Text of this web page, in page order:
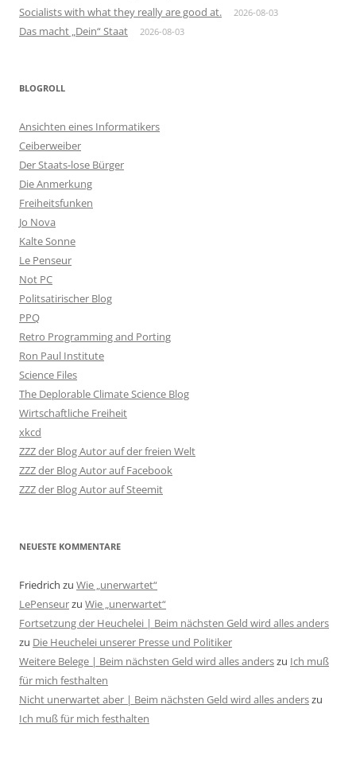
Socialists with what they really are good at. 2026-08-03
Das macht „Dein“ Staat 2026-08-03
BLOGROLL
Ansichten eines Informatikers
Ceiberweiber
Der Staats-lose Bürger
Die Anmerkung
Freiheitsfunken
Jo Nova
Kalte Sonne
Le Penseur
Not PC
Politsatirischer Blog
PPQ
Retro Programming and Porting
Ron Paul Institute
Science Files
The Deplorable Climate Science Blog
Wirtschaftliche Freiheit
xkcd
ZZZ der Blog Autor auf der freien Welt
ZZZ der Blog Autor auf Facebook
ZZZ der Blog Autor auf Steemit
NEUESTE KOMMENTARE
Friedrich zu Wie „unerwartet“
LePenseurzu Wie „unerwartet“
Fortsetzung der Heuchelei | Beim nächsten Geld wird alles anders
zu Die Heuchelei unserer Presse und Politiker
Weitere Belege | Beim nächsten Geld wird alles anderszu Ich muß
für mich festhalten
Nicht unerwartet aber | Beim nächsten Geld wird alles anderszu
Ich muß für mich festhalten